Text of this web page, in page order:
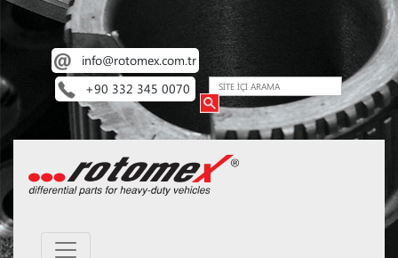
info@rotomex.com.tr
+90 332 345 0070